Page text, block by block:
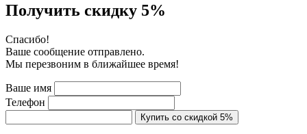
Получить скидку 5%
Cпасибо!
Ваше сообщение отправлено.
Мы перезвоним в ближайшее время!
Ваше имя
Телефон
Купить со скидкой 5%